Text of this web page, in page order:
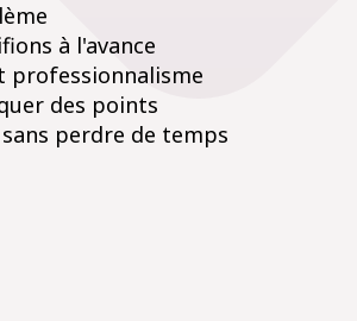
à l'avance
professionnalisme
des points
perdre de temps